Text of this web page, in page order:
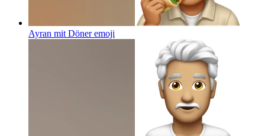
Ayran mit Döneremoji